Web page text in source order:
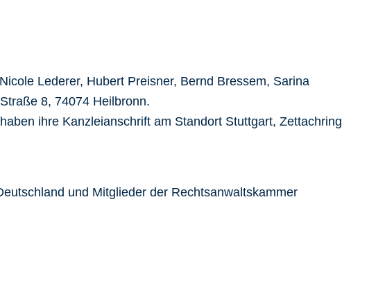
Lederer, Hubert Preisner, Bernd Bressem, Sarina
8, 74074 Heilbronn.
ihre Kanzleianschrift am Standort Stuttgart, Zettachring
und Mitglieder der Rechtsanwaltskammer